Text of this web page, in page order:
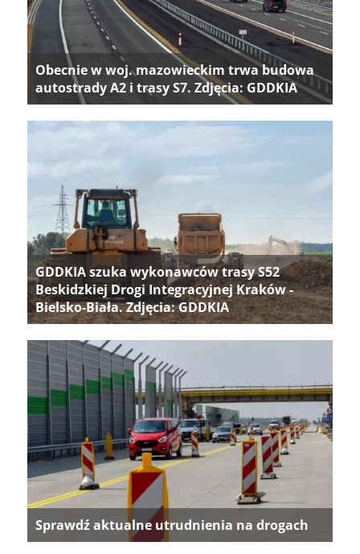
Obecnie w woj. mazowieckim trwa budowa
autostrady A2 i trasy S7. Zdjęcia: GDDKIA
GDDKIA szuka wykonawców trasy S52
Beskidzkiej Drogi Integracyjnej Kraków -
Bielsko-Biała. Zdjęcia: GDDKIA
Sprawdź aktualne utrudnienia na drogach